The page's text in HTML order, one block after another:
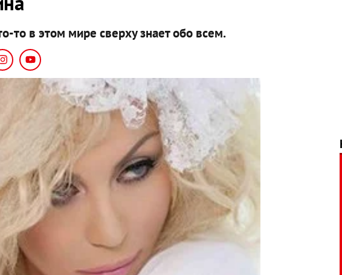
то в этом мире сверху знает обо всем.